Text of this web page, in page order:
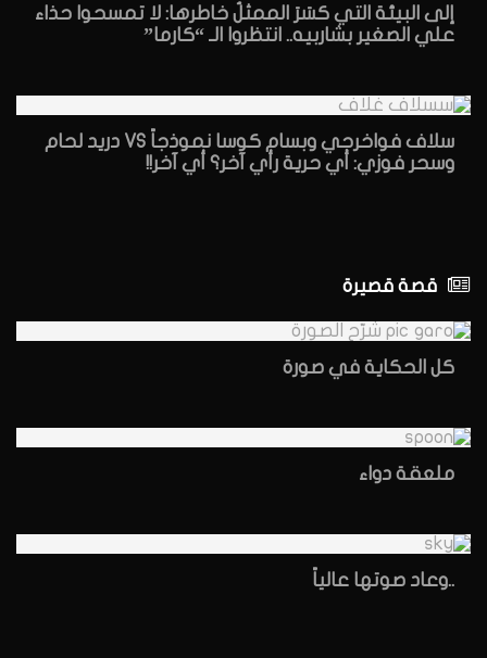
إلى البيئة التي كسَرَ الممثلُ خاطرها: لا تمسحوا حذاء
علي الصغير بشاربيه.. انتظروا الـ “كارما”
سلاف فواخرجي وبسام كوسا نموذجاً VS دريد لحام
وسحر فوزي: أي حرية رأي آخر؟ أي آخر!!
قصة قصيرة
كل الحكاية في صورة
ملعقة دواء
..وعاد صوتها عالياً